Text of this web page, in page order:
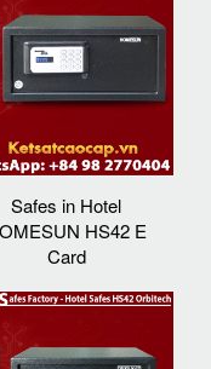
Safes in Hotel
HS42 E
Card